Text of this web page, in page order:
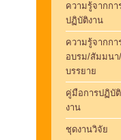
ความรู้จากกา
ปฏิบัติงาน
ความรู้จากกา
อบรม/สัมมนา/
บรรยาย
คู่มือการปฏิบัติ
งาน
ชุดงานวิจัย